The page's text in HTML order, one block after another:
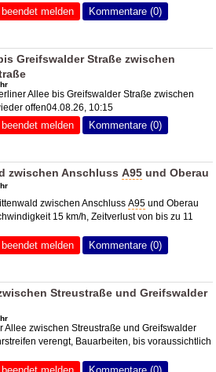
melden Kommentare (0)
Greifswalder Straße zwischen
Allee bis Greifswalder Straße zwischen
offen04.08.26, 10:15
melden Kommentare (0)
zwischen AnschlussA95 und Oberau
zwischen AnschlussA95 und Oberau
15 km/h, Zeitverlust von bis zu 11
melden Kommentare (0)
Streustraße und Greifswalder
Allee zwischen Streustraße und Greifswalder
verengt, Bauarbeiten, bis voraussichtlich